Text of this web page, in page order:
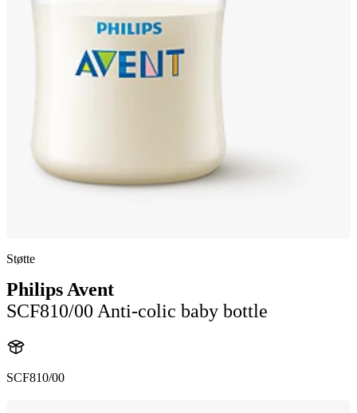
Støtte
Philips Avent
SCF810/00 Anti-colic baby bottle
SCF810/00